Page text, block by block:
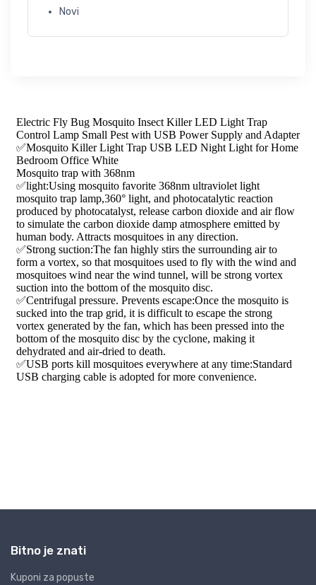
Novi
Bitno je znati
Kuponi za popuste